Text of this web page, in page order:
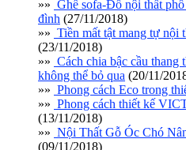
»» Ghế sofa-Đồ nội thất
đình (27/11/2018)
»» Tiền mất tật mang tự nội
(23/11/2018)
»» Cách chia bậc cầu thang
không thể bỏ qua (20/11/
»» Phong cách Eco trong
»» Phong cách thiết kế
(13/11/2018)
»» Nội Thất Gỗ Óc Chó
(09/11/2018)